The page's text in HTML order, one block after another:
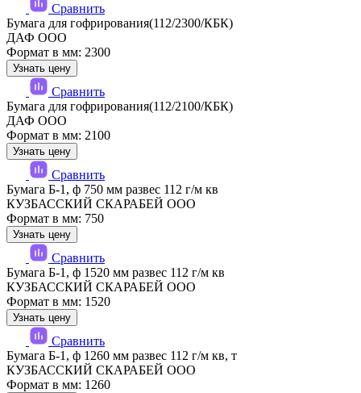
Сравнить
Бумага для гофрирования(112/2300/КБК)
ДАФ ООО
Формат в мм: 2300
Узнать цену
Сравнить
Бумага для гофрирования(112/2100/КБК)
ДАФ ООО
Формат в мм: 2100
Узнать цену
Сравнить
Бумага Б-1, ф 750 мм развес 112 г/м кв
КУЗБАССКИЙ СКАРАБЕЙ ООО
Формат в мм: 750
Узнать цену
Сравнить
Бумага Б-1, ф 1520 мм развес 112 г/м кв
КУЗБАССКИЙ СКАРАБЕЙ ООО
Формат в мм: 1520
Узнать цену
Сравнить
Бумага Б-1, ф 1260 мм развес 112 г/м кв, т
КУЗБАССКИЙ СКАРАБЕЙ ООО
Формат в мм: 1260